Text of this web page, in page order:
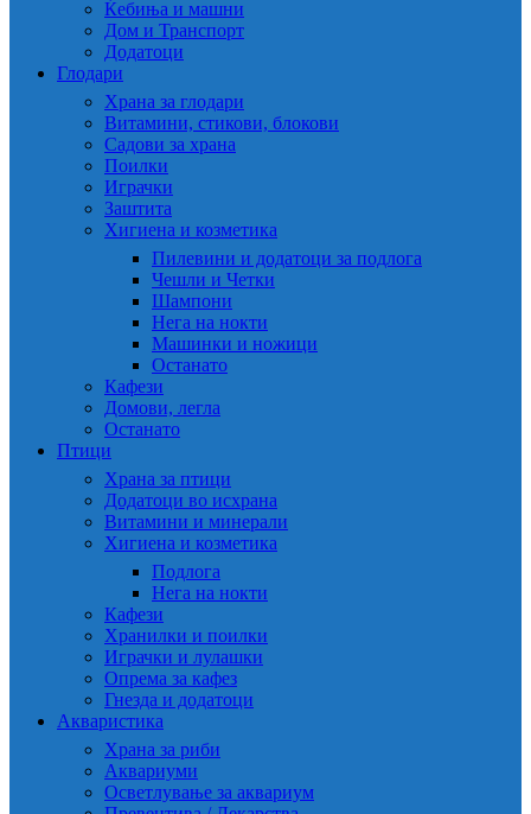
Ќебиња и машни
Дом и Транспорт
Додатоци
Глодари
Храна за глодари
Витамини, стикови, блокови
Садови за храна
Поилки
Играчки
Заштита
Хигиена и козметика
Пилевини и додатоци за подлога
Чешли и Четки
Шампони
Нега на нокти
Машинки и ножици
Останато
Кафези
Домови, легла
Останато
Птици
Храна за птици
Додатоци во исхрана
Витамини и минерали
Хигиена и козметика
Подлога
Нега на нокти
Кафези
Хранилки и поилки
Играчки и лулашки
Опрема за кафез
Гнезда и додатоци
Акваристика
Храна за риби
Аквариуми
Осветлување за аквариум